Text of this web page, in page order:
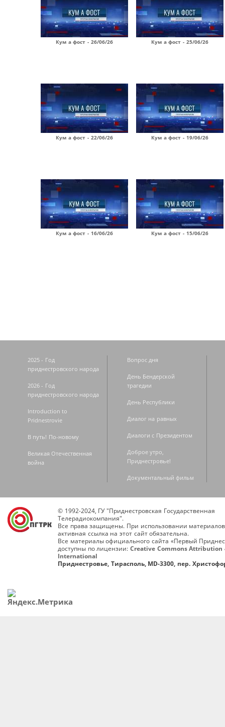
Кум а фост - 26/06/26 Кум а фост - 25/06/26
Кум а фост - 22/06/26 Кум а фост - 19/06/26
Кум а фост - 16/06/26 Кум а фост - 15/06/26
2025 - Год
приднестровского народа
2026 - Год
приднестровского народа
Introduction to
Pridnestrovie
В путь! По-новому
Великая Отечественная
война
Вопрос дня
День Бендерской
трагедии
День Республики
Диалог на равных
Диалоги с Президентом
Доброе утро,
Приднестровье!
Документальный фильм
© 1992-2024, ГУ "Приднестровская Государственная
Телерадиокомпания".
Все права защищены. При использовании
активная ссылка на этот сайт обязательна.
Все материалы официального сайта «Первый
доступны по лицензии: Creative Commons Attribution
International
Приднестровье, Тирасполь, MD-3300, пер.